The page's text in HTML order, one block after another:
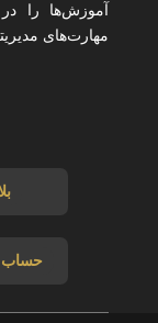
آموزش‌ها را
مهارت‌های
حساب